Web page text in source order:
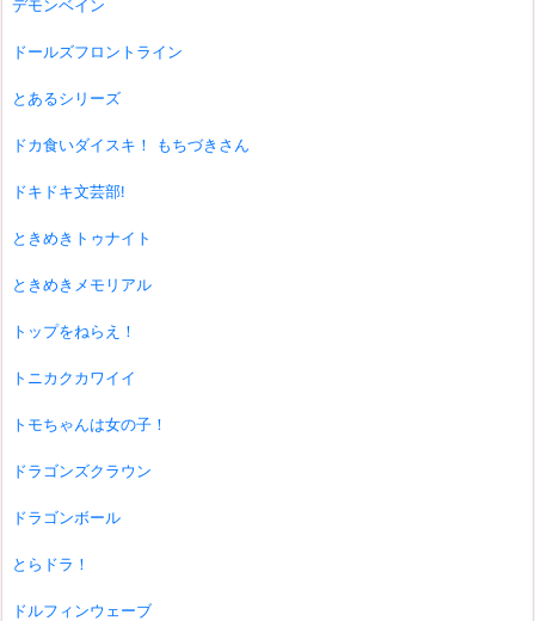
デモンベイン
ドールズフロントライン
とあるシリーズ
ドカ食いダイスキ！ もちづきさん
ドキドキ文芸部!
ときめきトゥナイト
ときめきメモリアル
トップをねらえ！
トニカクカワイイ
トモちゃんは女の子！
ドラゴンズクラウン
ドラゴンボール
とらドラ！
ドルフィンウェーブ